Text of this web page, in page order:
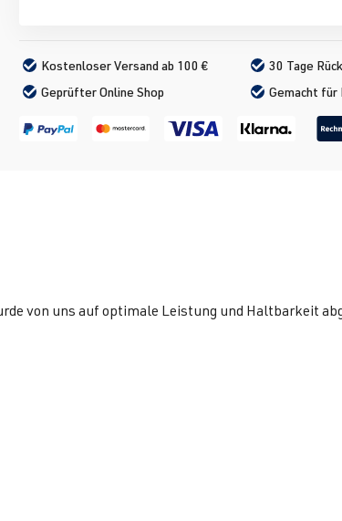
Kostenloser Versand ab 100 €
30 Tage
Geprüfter Online Shop
Gemacht für
von uns auf optimale Leistung und Haltbarkeit